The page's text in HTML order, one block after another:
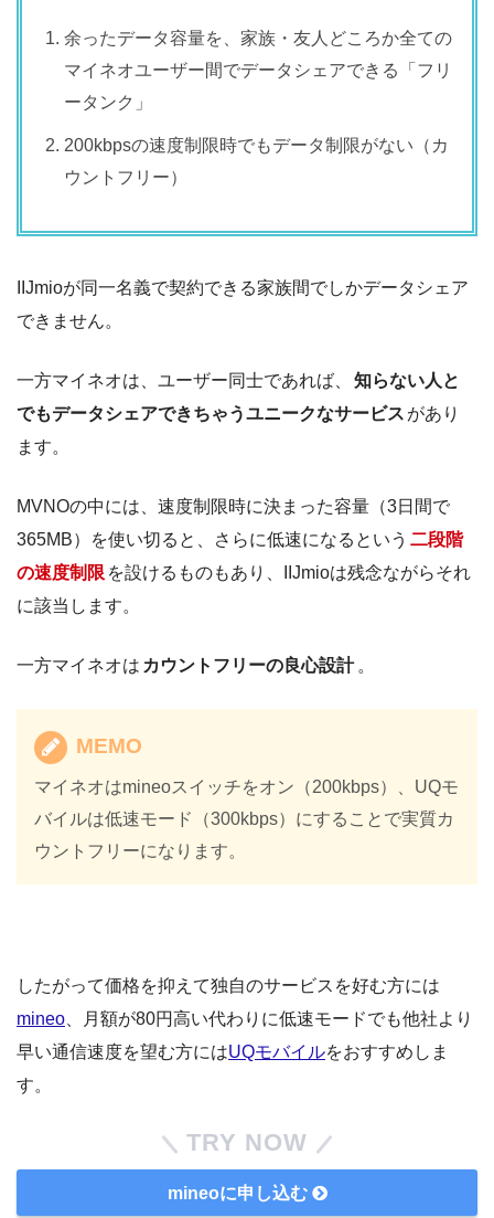
余ったデータ容量を、家族・友人どころか全ての
マイネオユーザー間でデータシェアできる「フリ
ータンク」
200kbpsの速度制限時でもデータ制限がない（カ
ウントフリー）
IIJmioが同一名義で契約できる家族間でしかデータシェア
できません。
一方マイネオは、ユーザー同士であれば、
知らない人と
でもデータシェアできちゃうユニークなサービス があり
ます。
MVNOの中には、速度制限時に決まった容量（3日間で
365MB）を使い切ると、さらに低速になるという 二段階
の速度制限 を設けるものもあり、IIJmioは残念ながらそれ
に該当します。
一方マイネオは カウントフリーの良心設計 。
MEMO
マイネオはmineoスイッチをオン（200kbps）、UQモ
バイルは低速モード（300kbps）にすることで実質カ
ウントフリーになります。
したがって価格を抑えて独自のサービスを好む方には
mineo 、月額が80円高い代わりに低速モードでも他社より
早い通信速度を望む方にはUQモバイルをおすすめしま
す。
TRY NOW
mineoに申し込む